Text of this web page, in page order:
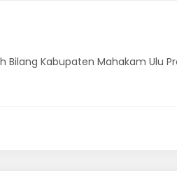
Bilang Kabupaten Mahakam Ulu